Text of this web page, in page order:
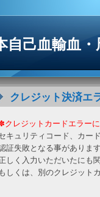
自己血輸血
クレジット決済エ
クレジットカードエラー
キュリティコード、カー
証失敗となる事がありま
しく入力いただいたにも
もしくは、別のクレジット